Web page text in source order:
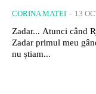
CORINA MATEI - 13
Zadar... Atunci când
Zadar primul meu
nu știam...